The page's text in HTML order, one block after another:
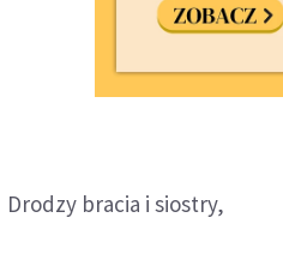
Drodzy bracia i siostry,